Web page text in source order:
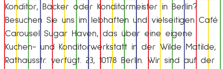
Konditor, Bäcker oder Konditormeister in Berlin?
Besuchen Sie uns im lebhaften und vielseitigen Café
Carousel Sugar Haven, das über eine eigene
Kuchen- und Konditorwerkstatt in der Wilde Matilde,
Rathausstr. verfügt. 23, 10178 Berlin. Wir sind auf der